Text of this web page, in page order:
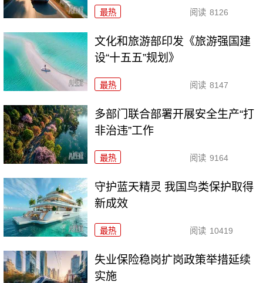
最热 阅读 8126
文化和旅游部印发《旅游强国建
设“十五五”规划》
最热 阅读 8147
多部门联合部署开展安全生产“打
非治违”工作
最热 阅读 9164
守护蓝天精灵 我国鸟类保护取得
新成效
最热 阅读 10419
失业保险稳岗扩岗政策举措延续
实施